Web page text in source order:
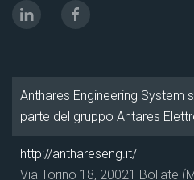
Anthares Engineering System
parte del gruppo Antares
http://anthareseng.it/
Via Torino 18, 20021 Bollate